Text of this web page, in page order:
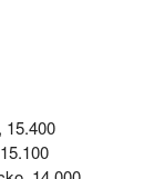
15.400